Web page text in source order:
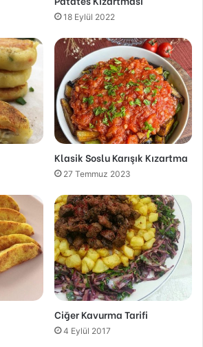
18 Eylül 2022
Klasik Soslu Karışık Kızartma
27 Temmuz 2023
Ciğer Kavurma Tarifi
4 Eylül 2017